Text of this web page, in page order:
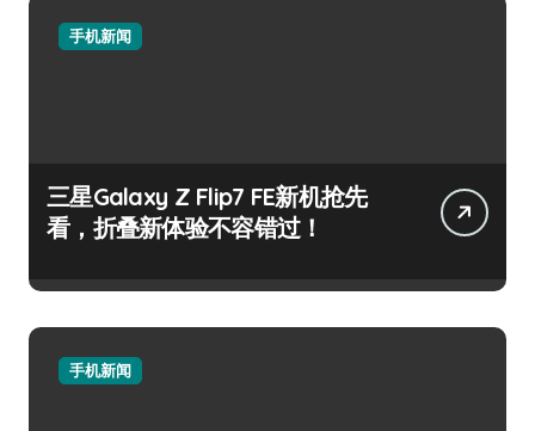
手机新闻
三星Galaxy Z Flip7 FE新机抢先
看，折叠新体验不容错过！
手机新闻